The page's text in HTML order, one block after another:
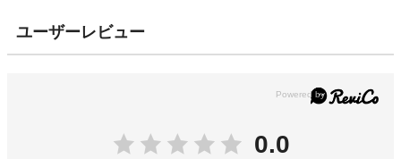
ユーザーレビュー
0.0